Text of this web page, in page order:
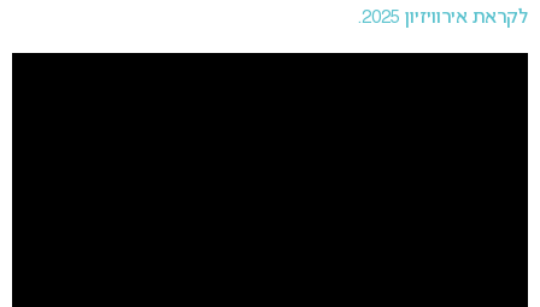
לקראת אירוויזיון 2025.